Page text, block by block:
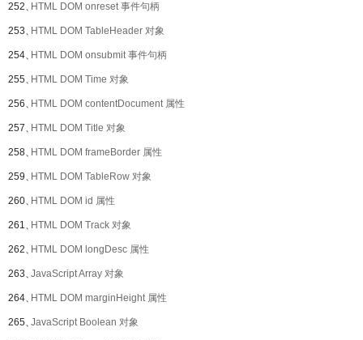
252、HTML DOM onreset 事件句柄
253、HTML DOM TableHeader 对象
254、HTML DOM onsubmit 事件句柄
255、HTML DOM Time 对象
256、HTML DOM contentDocument 属性
257、HTML DOM Title 对象
258、HTML DOM frameBorder 属性
259、HTML DOM TableRow 对象
260、HTML DOM id 属性
261、HTML DOM Track 对象
262、HTML DOM longDesc 属性
263、JavaScript Array 对象
264、HTML DOM marginHeight 属性
265、JavaScript Boolean 对象